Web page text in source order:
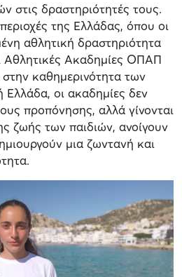
στις δραστηριότητές τους.
της Ελλάδας, όπου οι
αθλητική δραστηριότητα
Αθλητικές Ακαδημίες ΟΠΑΠ
καθημερινότητα των
Ελλάδα, οι ακαδημίες δεν
προπόνησης, αλλά γίνονται
ζωής των παιδιών, ανοίγουν
μια ζωντανή και